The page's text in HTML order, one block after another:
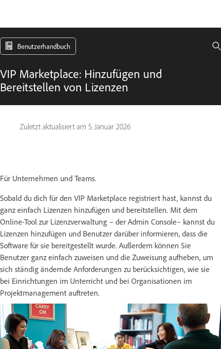
Benutzerhandbuch
VIP Marketplace: Hinzufügen und
Bereitstellen von Lizenzen
Zuletzt aktualisiert am 5. Januar 2026
Für Unternehmen und Teams.
Sobald du dich für den VIP Marketplace registriert hast, kannst du
ganz einfach Lizenzen hinzufügen und bereitstellen. Mit dem
Online-Tool zur Lizenzverwaltung – der Admin Console– kannst du
Lizenzen hinzufügen und Benutzer darüber informieren, dass die
Software für sie bereitgestellt wurde. Außerdem können Sie
Benutzer ganz einfach zuweisen und die Zuweisung aufheben, um
sich ständig ändernde Anforderungen zu berücksichtigen, wie sie
bei Einrichtungen im Unterricht und bei Organisationen im
Projektmanagement auftreten.